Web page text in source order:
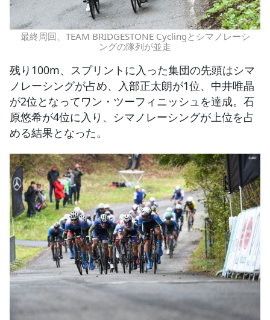
最終周回、TEAM BRIDGESTONE Cyclingとシマノレーシ
ングの隊列が並走
残り100m、スプリントに入った集団の先頭はシマ
ノレーシングが占め、入部正太朗が1位、中井唯晶
が2位となってワン・ツーフィニッシュを達成。石
原悠希が4位に入り、シマノレーシングが上位を占
める結果となった。